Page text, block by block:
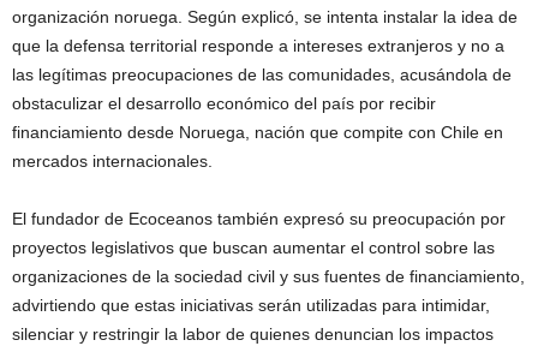
organización noruega. Según explicó, se intenta instalar la idea de
que la defensa territorial responde a intereses extranjeros y no a
las legítimas preocupaciones de las comunidades, acusándola de
obstaculizar el desarrollo económico del país por recibir
financiamiento desde Noruega, nación que compite con Chile en
mercados internacionales.
El fundador de Ecoceanos también expresó su preocupación por
proyectos legislativos que buscan aumentar el control sobre las
organizaciones de la sociedad civil y sus fuentes de financiamiento,
advirtiendo que estas iniciativas serán utilizadas para intimidar,
silenciar y restringir la labor de quienes denuncian los impactos